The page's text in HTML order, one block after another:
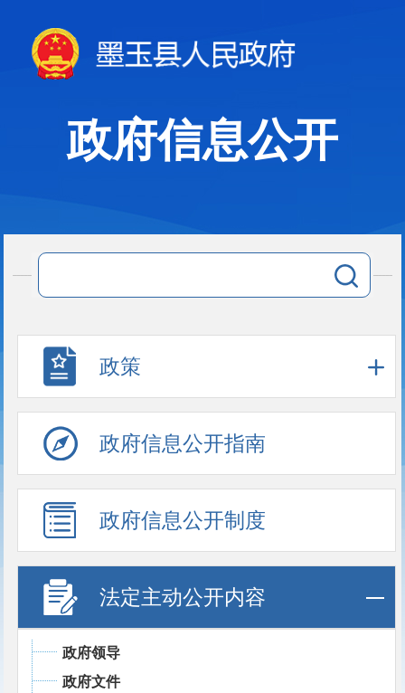
政府信息公开
政策
政府信息公开指南
政府信息公开制度
法定主动公开内容
政府领导
政府文件